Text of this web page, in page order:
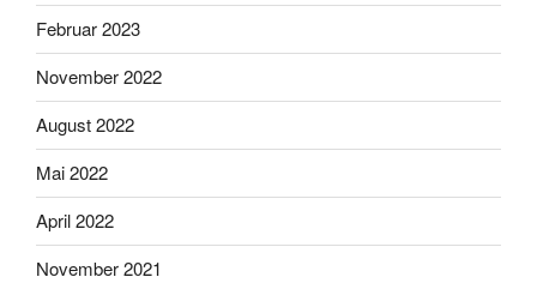
Februar 2023
November 2022
August 2022
Mai 2022
April 2022
November 2021